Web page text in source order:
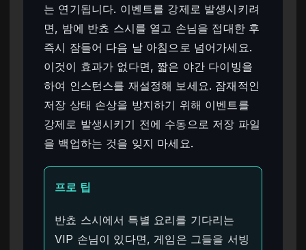
는 연기됩니다. 이벤트를 강제로 발생시키려
면, 밤에 반쵸 스시를 열고 손님을 접대한 후
즉시 잠들어 다음 날 아침으로 넘어가세요.
이것이 효과가 없다면, 짧은 야간 다이빙을
하여 인스턴스를 재설정해 보세요. 잠재적인
저장 상태 손상을 방지하기 위해 이벤트를
강제로 발생시키기 전에 수동으로 저장 파일
을 백업하는 것을 잊지 마세요.
프로 팁
반쵸 스시에서 특별 요리를 기다리는
VIP 손님이 있다면, 게임은 그들을 서빙